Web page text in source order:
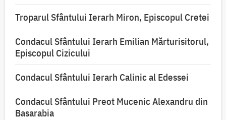
Troparul Sfântului Ierarh Miron, Episcopul Cretei
Condacul Sfântului Ierarh Emilian Mărturisitorul,
Episcopul Cizicului
Condacul Sfântului Ierarh Calinic al Edessei
Condacul Sfântului Preot Mucenic Alexandru din
Basarabia